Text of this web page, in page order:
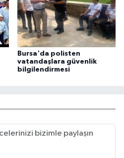
Bursa'da polisten
vatandaşlara güvenlik
bilgilendirmesi